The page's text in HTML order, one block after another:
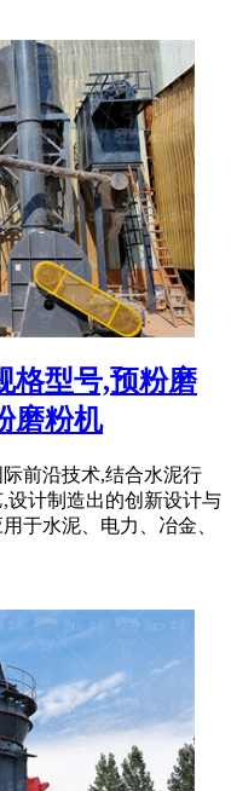
格型号,预粉磨
磨粉机
前沿技术,结合水泥行
设计制造出的创新设计与
于水泥、电力、冶金、